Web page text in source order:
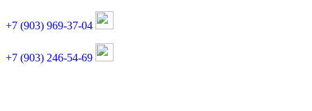
+7 (903) 969-37-04
+7 (903) 246-54-69